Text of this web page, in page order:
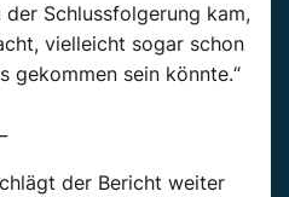
der Schlussfolgerung kam,
vielleicht sogar schon
gekommen sein könnte.“
der Bericht weiter